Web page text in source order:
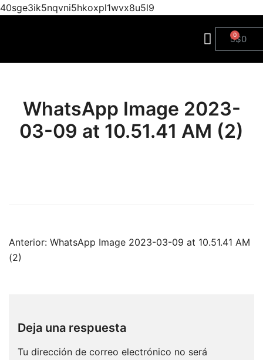
40sge3ik5nqvni5hkoxpl1wvx8u5l9
$0
WhatsApp Image 2023-
03-09 at 10.51.41 AM (2)
Anterior: WhatsApp Image 2023-03-09 at 10.51.41 AM
(2)
Deja una respuesta
Tu dirección de correo electrónico no será